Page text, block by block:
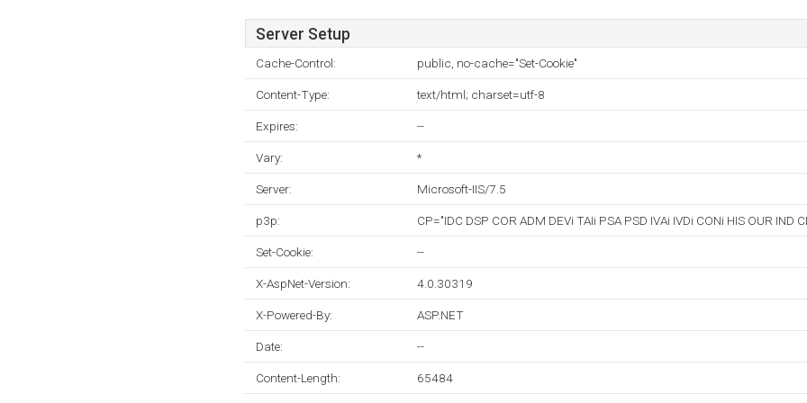
Server Setup
Cache-Control: public, no-cache="Set-Cookie"
Content-Type: text/html; charset=utf-8
Expires: --
Vary: *
Server: Microsoft-IIS/7.5
p3p: CP="IDC DSP COR ADM DEVi TAIi PSA PSD IVAi IVDi CONi HIS OUR IND
Set-Cookie: --
X-AspNet-Version: 4.0.30319
X-Powered-By: ASP.NET
Date: --
Content-Length: 65484